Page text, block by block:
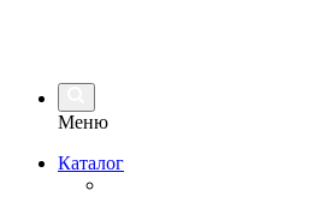
Меню
Каталог